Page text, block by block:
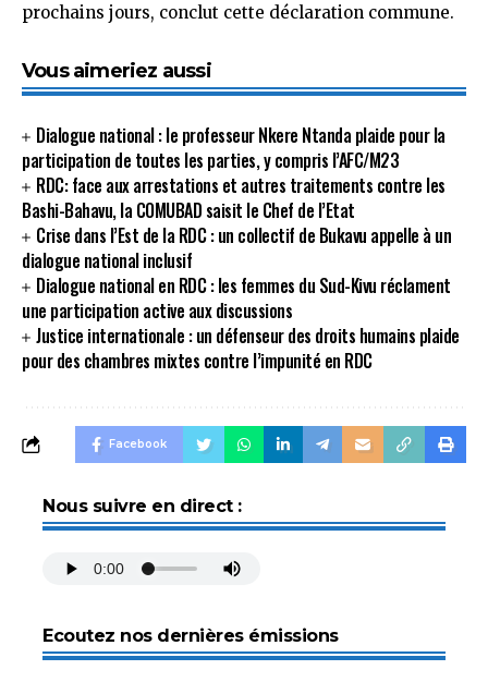
prochains jours, conclut cette déclaration commune.
Vous aimeriez aussi
Dialogue national : le professeur Nkere Ntanda plaide pour la
participation de toutes les parties, y compris l’AFC/M23
RDC: face aux arrestations et autres traitements contre les
Bashi-Bahavu, la COMUBAD saisit le Chef de l’Etat
Crise dans l’Est de la RDC : un collectif de Bukavu appelle à un
dialogue national inclusif
Dialogue national en RDC : les femmes du Sud-Kivu réclament
une participation active aux discussions
Justice internationale : un défenseur des droits humains plaide
pour des chambres mixtes contre l’impunité en RDC
Facebook
Nous suivre en direct :
Ecoutez nos dernières émissions